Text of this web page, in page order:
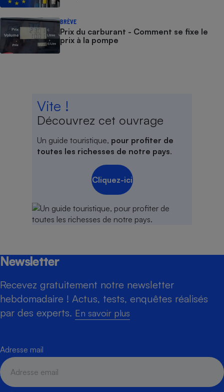
BRÈVE
Prix du carburant - Comment se fixe le
prix à la pompe
Vite !
Découvrez cet ouvrage
Un guide touristique, pour profiter de
toutes les richesses de notre pays.
Cliquez-ici
Newsletter
Recevez gratuitement notre newsletter
hebdomadaire ! Actus, tests, enquêtes réalisés
par des experts. En savoir plus
Adresse mail